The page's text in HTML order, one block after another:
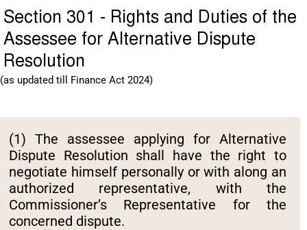
Section 301 - Rights and Duties of the
Assessee for Alternative Dispute
Resolution
(as updated till Finance Act 2024)
(1) The assessee applying for Alternative
Dispute Resolution shall have the right to
negotiate himself personally or with along an
authorized representative, with the
Commissioner’s Representative for the
concerned dispute.